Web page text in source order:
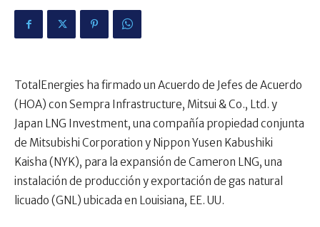
TotalEnergies ha firmado un Acuerdo de Jefes de Acuerdo
(HOA) con Sempra Infrastructure, Mitsui & Co., Ltd. y
Japan LNG Investment, una compañía propiedad conjunta
de Mitsubishi Corporation y Nippon Yusen Kabushiki
Kaisha (NYK), para la expansión de Cameron LNG, una
instalación de producción y exportación de gas natural
licuado (GNL) ubicada en Louisiana, EE. UU.